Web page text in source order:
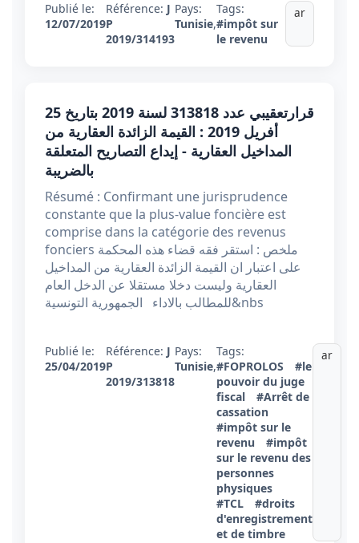
Publié le:
12/07/2019
Référence: J
P
2019/314193
Pays:
Tunisie,
Tags:
#impôt sur
le revenu
ar
قرارتعقيبي عدد 313818 ​​​​​​​لسنة 2019 بتاريخ 25
أفريل 2019 : القيمة الزائدة العقارية من
المداخيل العقارية - إيداع التصاريح المتعلقة
بالضريبة
Résumé : Confirmant une jurisprudence
constante que la plus-value foncière est
comprise dans la catégorie des revenus
fonciers ملخص : استقر فقه قضاء هذه المحكمة
على اعتبار ان القيمة الزائدة العقارية من المداخيل
العقارية وليست دخلا مستقلا عن الدخل العام
للمطالب بالاداء الجمهورية التونسية&nbs
Publié le:
25/04/2019
Référence: J
P
2019/313818
Pays:
Tunisie,
Tags:
#FOPROLOS
#le
pouvoir du juge
fiscal
#Arrêt de
cassation
#impôt sur le
revenu
#impôt
sur le revenu des
personnes
physiques
#TCL
#droits
d'enregistrement
et de timbre
ar